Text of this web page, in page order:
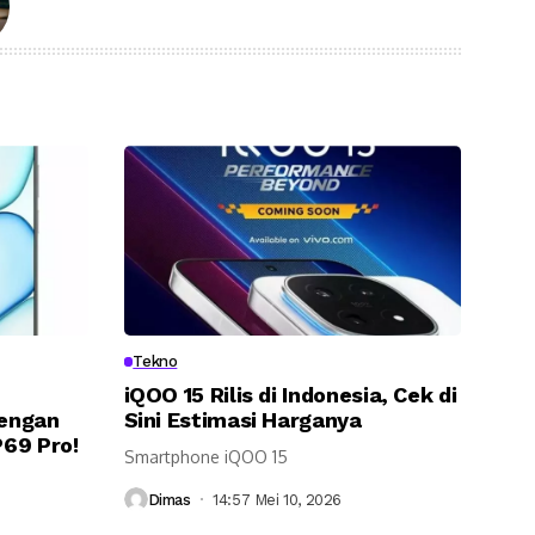
Pro!
Tekno
iQOO 15 Rilis di Indonesia, Cek di
Sini Estimasi Harganya
Smartphone iQOO 15
Dimas 14:57 Mei 10, 2026